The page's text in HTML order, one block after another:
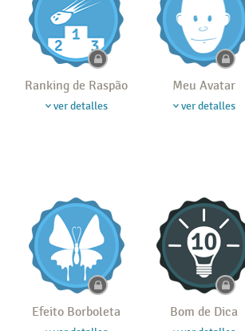
Ranking de Raspão
ver detalles
Meu Avatar
ver detalles
Efeito Borboleta Bom de Dica